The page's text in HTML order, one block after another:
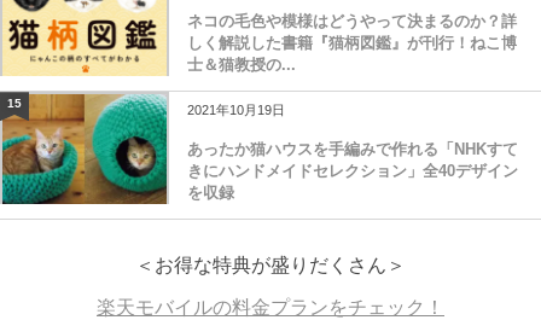
ネコの毛色や模様はどうやって決まるのか？詳
しく解説した書籍『猫柄図鑑』が刊行！ねこ博
士＆猫教授の...
15 2021年10月19日
あったか猫ハウスを手編みで作れる「NHKすて
きにハンドメイドセレクション」全40デザイン
を収録
＜お得な特典が盛りだくさん＞
楽天モバイルの料金プランをチェック！